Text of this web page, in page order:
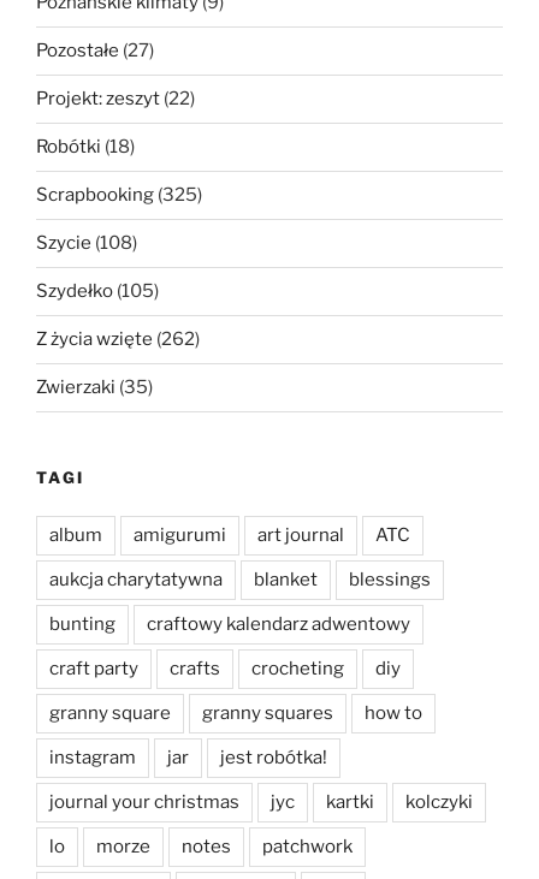
Pozostałe (27)
Projekt: zeszyt (22)
Robótki (18)
Scrapbooking (325)
Szycie (108)
Szydełko (105)
Z życia wzięte (262)
Zwierzaki (35)
TAGI
album amigurumi art journal ATC
aukcja charytatywna blanket blessings
bunting craftowy kalendarz adwentowy
craft party crafts crocheting diy
granny square granny squares how to
instagram jar jest robótka!
journal your christmas jyc kartki kolczyki
lo morze notes patchwork